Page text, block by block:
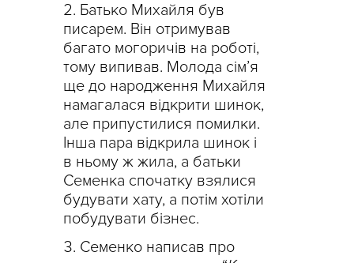
Батько Михайля був
писарем. Він отримував
багато могоричів на роботі,
тому випивав. Молода сім’я
ще до народження Михайля
намагалася відкрити шинок,
але припустилися помилки.
Інша пара відкрила шинок і
в ньому ж жила, а батьки
Семенка спочатку взялися
будувати хату, а потім хотіли
побудувати бізнес.
Семенко написав про